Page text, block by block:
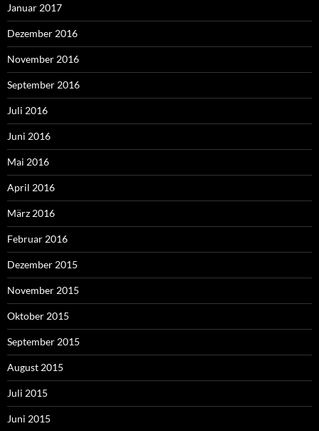
Januar 2017
Dezember 2016
November 2016
September 2016
Juli 2016
Juni 2016
Mai 2016
April 2016
März 2016
Februar 2016
Dezember 2015
November 2015
Oktober 2015
September 2015
August 2015
Juli 2015
Juni 2015